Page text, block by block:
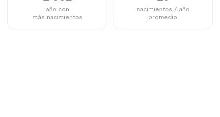
año con
más nacimientos
nacimientos / año
promedio